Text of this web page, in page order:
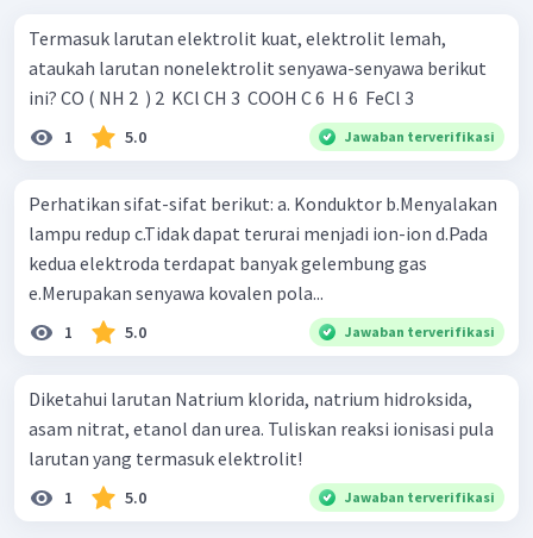
Termasuk larutan elektrolit kuat, elektrolit lemah,
ataukah larutan nonelektrolit senyawa-senyawa berikut
ini? CO ( NH 2 ​ ) 2 ​ KCl CH 3 ​ COOH C 6 ​ H 6 ​ FeCl 3 ​
1 5.0 Jawaban terverifikasi
Perhatikan sifat-sifat berikut: a. Konduktor b.Menyalakan
lampu redup c.Tidak dapat terurai menjadi ion-ion d.Pada
kedua elektroda terdapat banyak gelembung gas
e.Merupakan senyawa kovalen pola...
1 5.0 Jawaban terverifikasi
Diketahui larutan Natrium klorida, natrium hidroksida,
asam nitrat, etanol dan urea. Tuliskan reaksi ionisasi pula
larutan yang termasuk elektrolit!
1 5.0 Jawaban terverifikasi